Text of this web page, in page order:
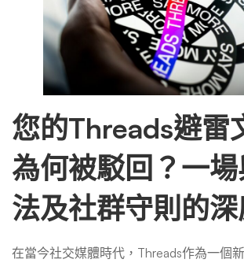
何
被
駁
回？
常
您的Threads避雷
為何被駁回？一
法及社群守則的
在當今社交媒體時代，Threads作為一個